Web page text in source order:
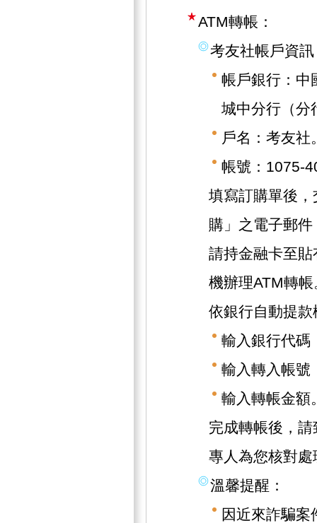
ATM轉帳：
考友社帳戶資
帳戶銀行：中
城中分行（分
戶名：考友社
帳號：1075-
填寫訂購單後
購」之電子郵
請持金融卡至
機辦理ATM轉帳
依銀行自動提
輸入銀行代碼
輸入轉入帳號
輸入轉帳金額
完成轉帳後，
專人為您核對
溫馨提醒：
因近來詐騙案